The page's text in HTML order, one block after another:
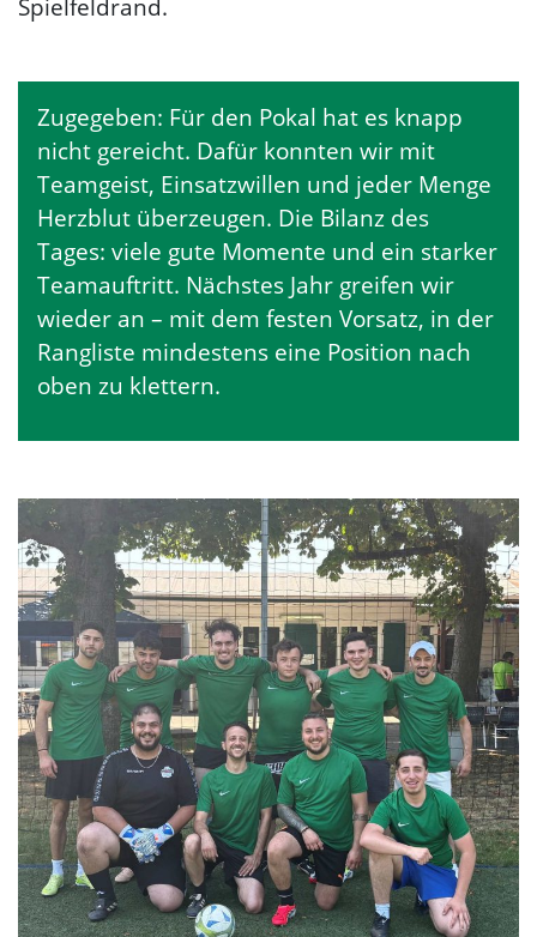
Spielfeldrand.
Zugegeben: Für den Pokal hat es knapp
nicht gereicht. Dafür konnten wir mit
Teamgeist, Einsatzwillen und jeder Menge
Herzblut überzeugen. Die Bilanz des
Tages: viele gute Momente und ein starker
Teamauftritt. Nächstes Jahr greifen wir
wieder an – mit dem festen Vorsatz, in der
Rangliste mindestens eine Position nach
oben zu klettern.